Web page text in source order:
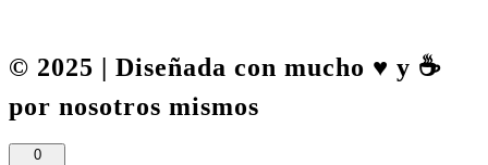
© 2025 | Diseñada con mucho ♥️ y ☕
por nosotros mismos
0